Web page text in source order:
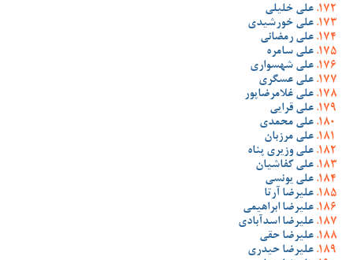
علی خلیلی
علی خورشیدی
علی رمضانی
علی سامره
علی شهسواری
علی عسگری
علی غلامرضاپور
علی قرایی
علی محمدی
علی مرزبان
علی وزیری پناه
علی کفاشیان
علی یونسی
علیرضا آرتا
علیرضا ابراهیمی
علیرضا اسدآبادی
علیرضا حقی
علیرضا حیدری